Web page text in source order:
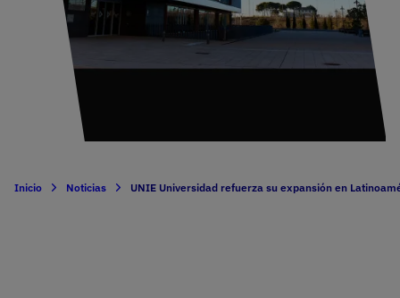
Inicio Noticias UNIE Universidad refuerza su expansión en